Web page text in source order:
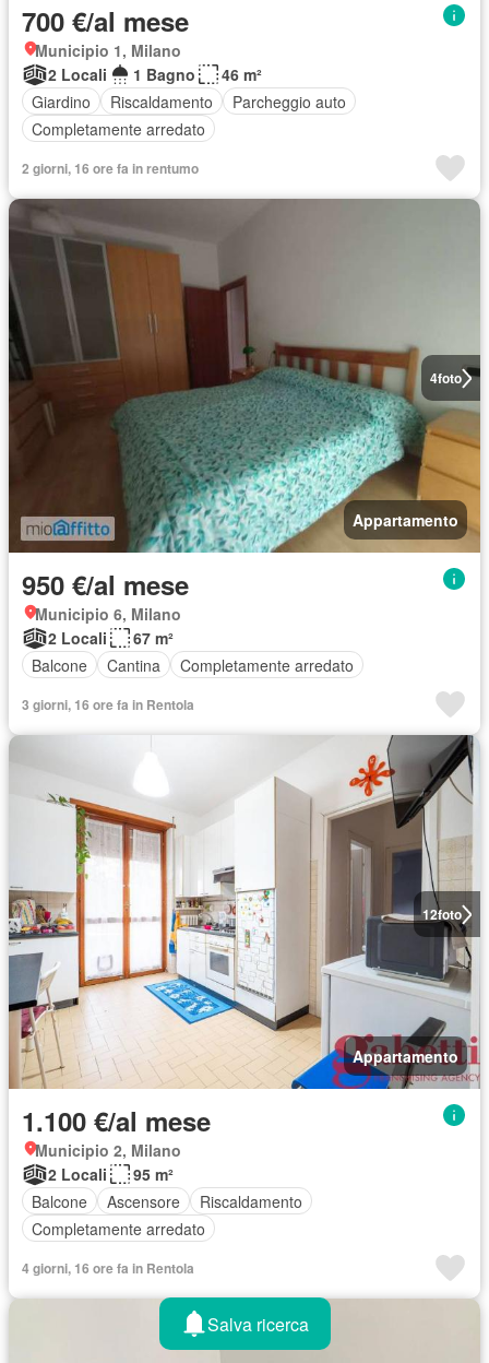
700 €/al mese
Municipio 1, Milano
2 Locali
1 Bagno
46 m²
Giardino
Riscaldamento
Parcheggio auto
Completamente arredato
2 giorni, 16 ore fa in rentumo
4foto
Appartamento
950 €/al mese
Municipio 6, Milano
2 Locali
67 m²
Balcone
Cantina Completamente arredato
3 giorni, 16 ore fa in Rentola
12foto
Appartamento
1.100 €/al mese
Municipio 2, Milano
2 Locali
95 m²
Balcone
Ascensore
Riscaldamento
Completamente arredato
4 giorni, 16 ore fa in Rentola
Salva ricerca